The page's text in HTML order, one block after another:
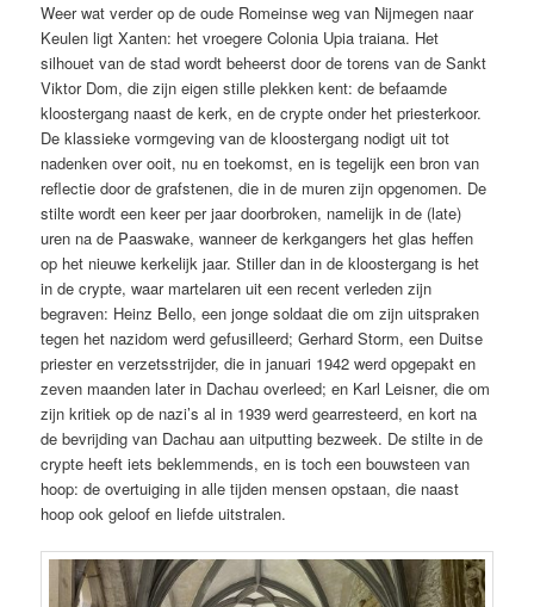
Weer wat verder op de oude Romeinse weg van Nijmegen naar
Keulen ligt Xanten: het vroegere Colonia Upia traiana. Het
silhouet van de stad wordt beheerst door de torens van de Sankt
Viktor Dom, die zijn eigen stille plekken kent: de befaamde
kloostergang naast de kerk, en de crypte onder het priesterkoor.
De klassieke vormgeving van de kloostergang nodigt uit tot
nadenken over ooit, nu en toekomst, en is tegelijk een bron van
reflectie door de grafstenen, die in de muren zijn opgenomen. De
stilte wordt een keer per jaar doorbroken, namelijk in de (late)
uren na de Paaswake, wanneer de kerkgangers het glas heffen
op het nieuwe kerkelijk jaar. Stiller dan in de kloostergang is het
in de crypte, waar martelaren uit een recent verleden zijn
begraven: Heinz Bello, een jonge soldaat die om zijn uitspraken
tegen het nazidom werd gefusilleerd; Gerhard Storm, een Duitse
priester en verzetsstrijder, die in januari 1942 werd opgepakt en
zeven maanden later in Dachau overleed; en Karl Leisner, die om
zijn kritiek op de nazi’s al in 1939 werd gearresteerd, en kort na
de bevrijding van Dachau aan uitputting bezweek. De stilte in de
crypte heeft iets beklemmends, en is toch een bouwsteen van
hoop: de overtuiging in alle tijden mensen opstaan, die naast
hoop ook geloof en liefde uitstralen.